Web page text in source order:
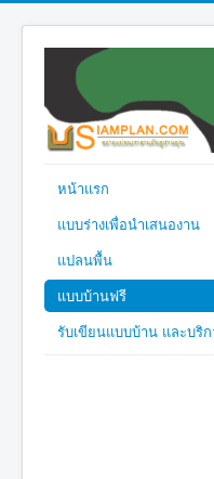
หน้าแรก
แบบร่างเพื่อนำเสนองาน
แปลนพื้น
แบบบ้านฟรี
รับเขียนแบบบ้าน และบริก